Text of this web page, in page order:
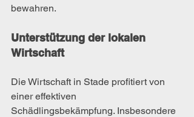
bewahren.
Unterstützung der lokalen
Wirtschaft
Die Wirtschaft in Stade profitiert von
einer effektiven
Schädlingsbekämpfung. Insbesondere